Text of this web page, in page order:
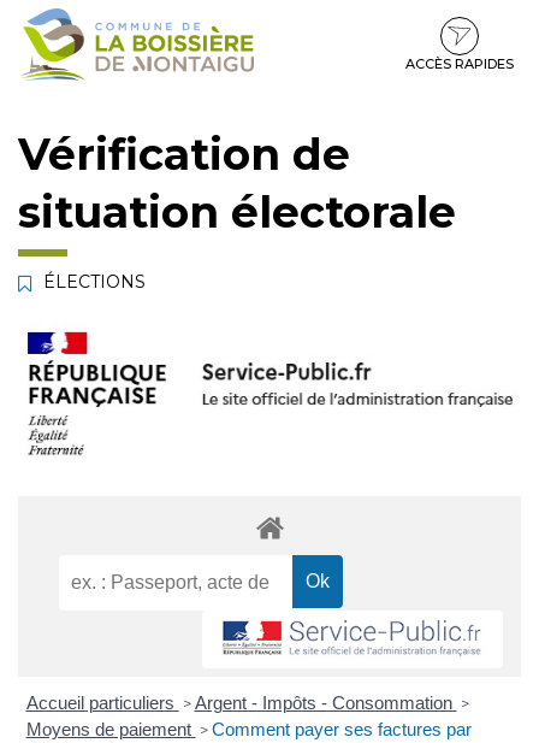
Gestion des traceurs
Aller
Aller
contenu
Aller
pied
ACCÈS RAPIDES
Vérification de
situation électorale
ÉLECTIONS
Accueil particuliers > Argent - Impôts - Consommation >
Moyens de paiement > Comment payer ses factures par